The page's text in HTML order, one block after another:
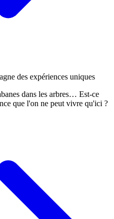
des expériences uniques
dans les arbres… Est-ce
que l'on ne peut vivre qu'ici ?